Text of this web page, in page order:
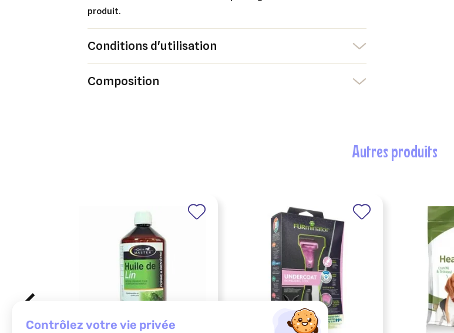
produit.
Conditions d'utilisation
Composition
autres produits
contrôlez votre vie privée